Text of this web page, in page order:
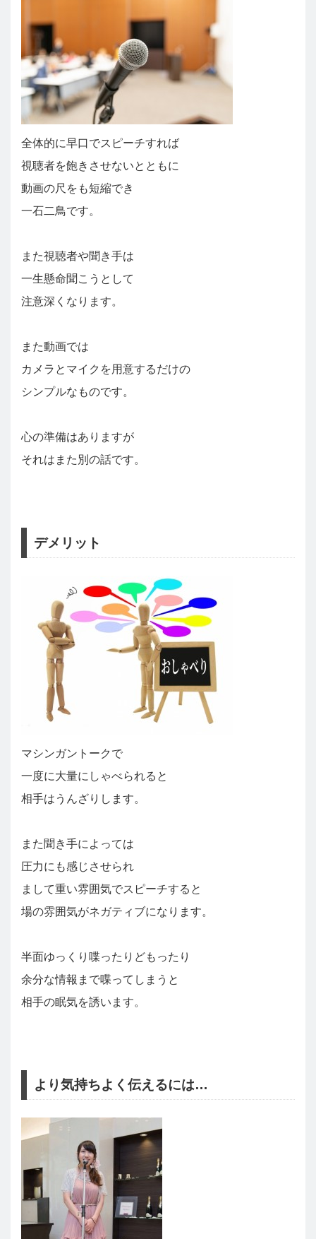
全体的に早口でスピーチすれば
視聴者を飽きさせないとともに
動画の尺をも短縮でき
一石二鳥です。
また視聴者や聞き手は
一生懸命聞こうとして
注意深くなります。
また動画では
カメラとマイクを用意するだけの
シンプルなものです。
心の準備はありますが
それはまた別の話です。
デメリット
マシンガントークで
一度に大量にしゃべられると
相手はうんざりします。
また聞き手によっては
圧力にも感じさせられ
まして重い雰囲気でスピーチすると
場の雰囲気がネガティブになります。
半面ゆっくり喋ったりどもったり
余分な情報まで喋ってしまうと
相手の眠気を誘います。
より気持ちよく伝えるには…